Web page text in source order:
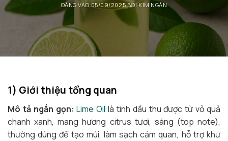
ĐĂNG VÀO05/09/2025BỞIKIM NGÂN
1) Giới thiệu tổng quan
Mô tả ngắn gọn: Lime Oil là tinh dầu thu được từ vỏ quả
chanh xanh, mang hương citrus tươi, sáng (top note),
thường dùng để tạo mùi, làm sạch cảm quan, hỗ trợ khử